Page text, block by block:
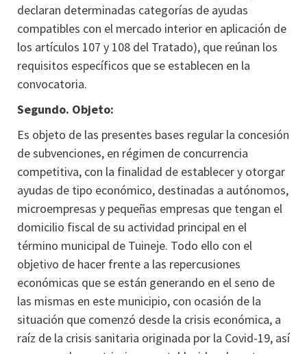
declaran determinadas categorías de ayudas
compatibles con el mercado interior en aplicación de
los artículos 107 y 108 del Tratado), que reúnan los
requisitos específicos que se establecen en la
convocatoria.
Segundo. Objeto:
Es objeto de las presentes bases regular la concesión
de subvenciones, en régimen de concurrencia
competitiva, con la finalidad de establecer y otorgar
ayudas de tipo económico, destinadas a autónomos,
microempresas y pequeñas empresas que tengan el
domicilio fiscal de su actividad principal en el
término municipal de Tuineje. Todo ello con el
objetivo de hacer frente a las repercusiones
económicas que se están generando en el seno de
las mismas en este municipio, con ocasión de la
situación que comenzó desde la crisis económica, a
raíz de la crisis sanitaria originada por la Covid-19, así